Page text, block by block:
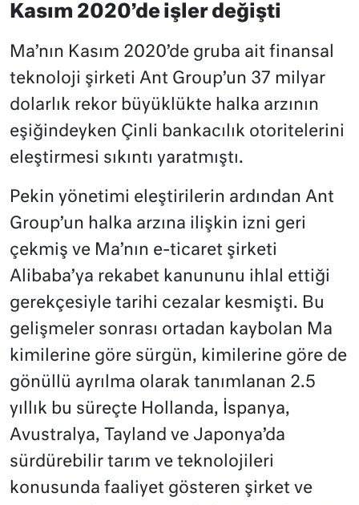
Kasım 2020’de işler değişti
Ma’nın Kasım 2020’de gruba ait finansal
teknoloji şirketi Ant Group’un 37 milyar
dolarlık rekor büyüklükte halka arzının
eşiğindeyken Çinli bankacılık otoritelerini
eleştirmesi sıkıntı yaratmıştı.
Pekin yönetimi eleştirilerin ardından Ant
Group’un halka arzına ilişkin izni geri
çekmiş ve Ma’nın e-ticaret şirketi
Alibaba’ya rekabet kanununu ihlal ettiği
gerekçesiyle tarihi cezalar kesmişti. Bu
gelişmeler sonrası ortadan kaybolan Ma
kimilerine göre sürgün, kimilerine göre de
gönüllü ayrılma olarak tanımlanan 2.5
yıllık bu süreçte Hollanda, İspanya,
Avustralya, Tayland ve Japonya’da
sürdürebilir tarım ve teknolojileri
konusunda faaliyet gösteren şirket ve